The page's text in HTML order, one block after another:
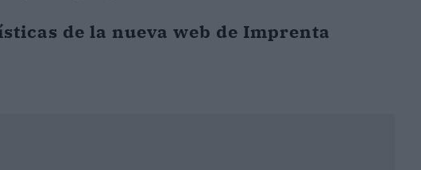
de la nueva web de Imprenta